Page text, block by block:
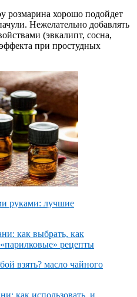
розмарина хорошо подойдет
Нежелательно добавлять
(эвкалипт, сосна,
при простудных